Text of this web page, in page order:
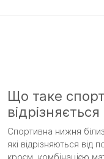
Що таке
Спортивна нижня
які відрізняються
кроєм, комбінацією